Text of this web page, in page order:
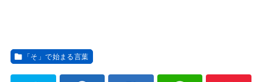
「そ」で始まる言葉